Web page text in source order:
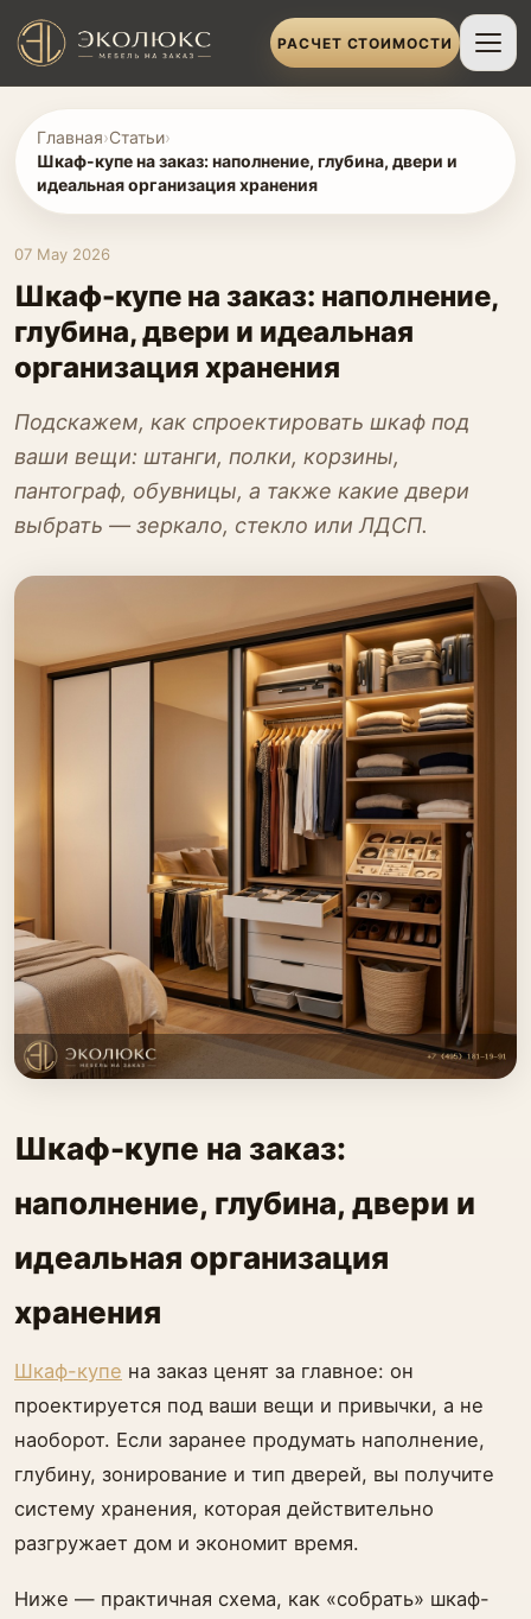
РАСЧЕТ СТОИМОСТИ
Главная›Статьи›
Шкаф-купе на заказ: наполнение, глубина, двери и
идеальная организация хранения
07 May 2026
Шкаф-купе на заказ: наполнение,
глубина, двери и идеальная
организация хранения
Подскажем, как спроектировать шкаф под
ваши вещи: штанги, полки, корзины,
пантограф, обувницы, а также какие двери
выбрать — зеркало, стекло или ЛДСП.
Шкаф-купе на заказ:
наполнение, глубина, двери и
идеальная организация
хранения
Шкаф-купе на заказ ценят за главное: он
проектируется под ваши вещи и привычки, а не
наоборот. Если заранее продумать наполнение,
глубину, зонирование и тип дверей, вы получите
систему хранения, которая действительно
разгружает дом и экономит время.
Ниже — практичная схема, как «собрать» шкаф-